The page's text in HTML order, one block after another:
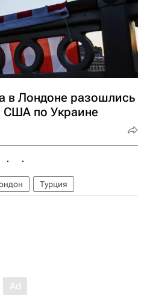
в Лондоне разошлись
США по Украине
Турция